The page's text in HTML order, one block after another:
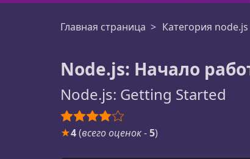
Главная страница Категория node.js
Node.js: Начало
Node.js: Getting Started
★4(всего оценок-5)